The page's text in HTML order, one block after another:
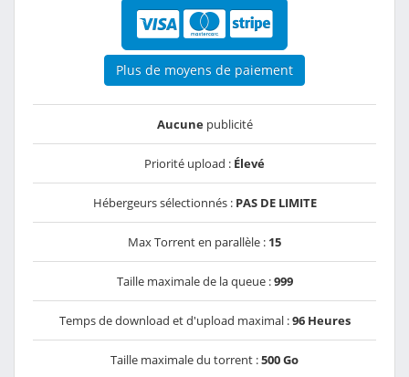
Plus de moyens de paiement
Aucunepublicité
Priorité upload : Élevé
Hébergeurs sélectionnés : PAS DE LIMITE
Max Torrent en parallèle : 15
Taille maximale de la queue :999
Temps de download et d'upload maximal :96 Heures
Taille maximale du torrent :500 Go